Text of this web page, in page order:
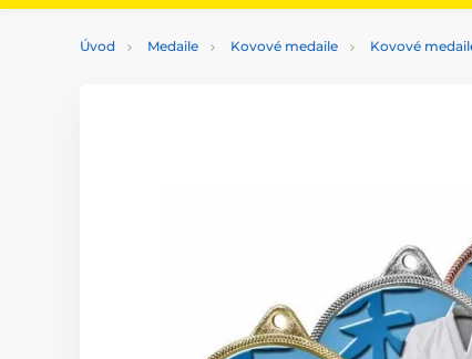
Úvod Medaile Kovové medaile Kovové